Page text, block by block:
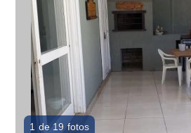
1 de 19 fotos